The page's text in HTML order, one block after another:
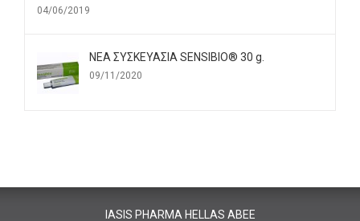
04/06/2019
ΝΕΑ ΣΥΣΚΕΥΑΣΙΑ SENSIBIO® 30 g.
09/11/2020
IASIS PHARMA HELLAS ABEE